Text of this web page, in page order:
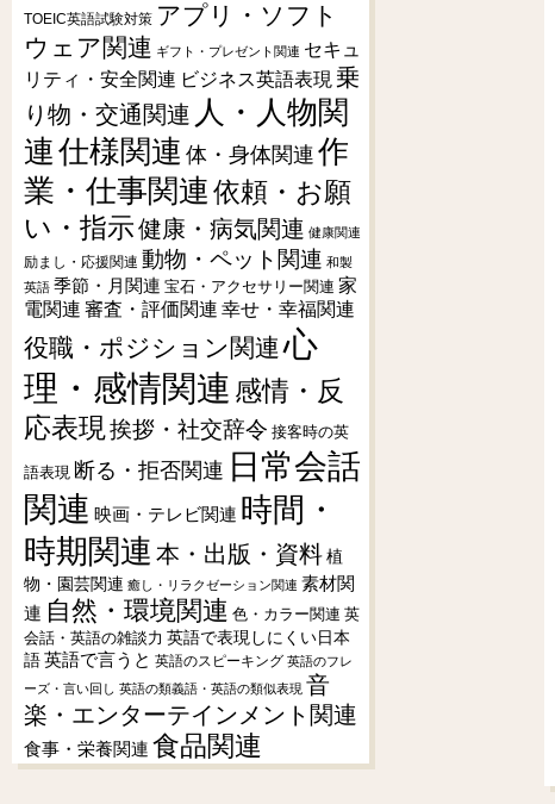
TOEIC英語試験対策 アプリ・ソフト
ウェア関連 ギフト・プレゼント関連 セキュ
リティ・安全関連 ビジネス英語表現 乗
り物・交通関連 人・人物関
連仕様関連 体・身体関連 作
業・仕事関連依頼・お願
い・指示健康・病気関連 健康関連
励まし・応援関連 動物・ペット関連 和製
英語 季節・月関連 宝石・アクセサリー関連 家
電関連 審査・評価関連 幸せ・幸福関連
役職・ポジション関連 心
理・感情関連 感情・反
応表現挨拶・社交辞令 接客時の英
語表現 断る・拒否関連 日常会話
関連 映画・テレビ関連 時間・
時期関連 本・出版・資料植
物・園芸関連 癒し・リラクゼーション関連 素材関
連 自然・環境関連 色・カラー関連 英
会話・英語の雑談力 英語で表現しにくい日本
語 英語で言うと 英語のスピーキング 英語のフレ
ーズ・言い回し 英語の類義語・英語の類似表現 音
楽・エンターテインメント関連
食事・栄養関連 食品関連